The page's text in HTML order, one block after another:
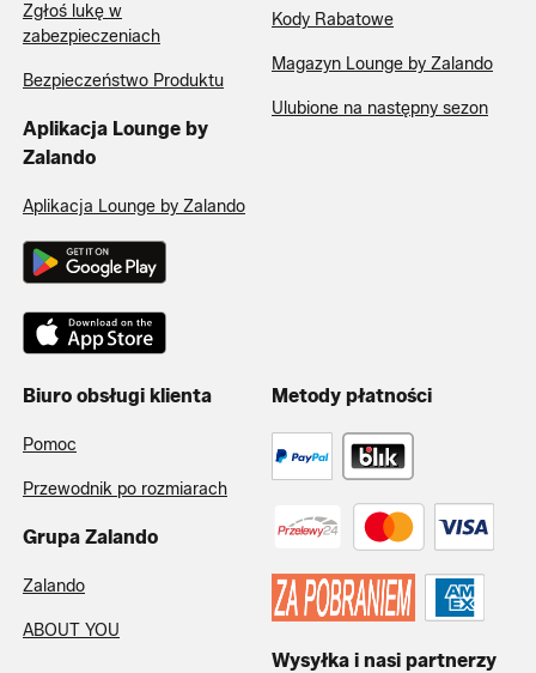
Zgłoś lukę w
zabezpieczeniach
Bezpieczeństwo Produktu
Aplikacja Lounge by
Zalando
Aplikacja Lounge by Zalando
Kody Rabatowe
Magazyn Lounge by Zalando
Ulubione na następny sezon
Biuro obsługi klienta
Pomoc
Przewodnik po rozmiarach
Grupa Zalando
Zalando
ABOUT YOU
Metody płatności
Wysyłka i nasi partnerzy